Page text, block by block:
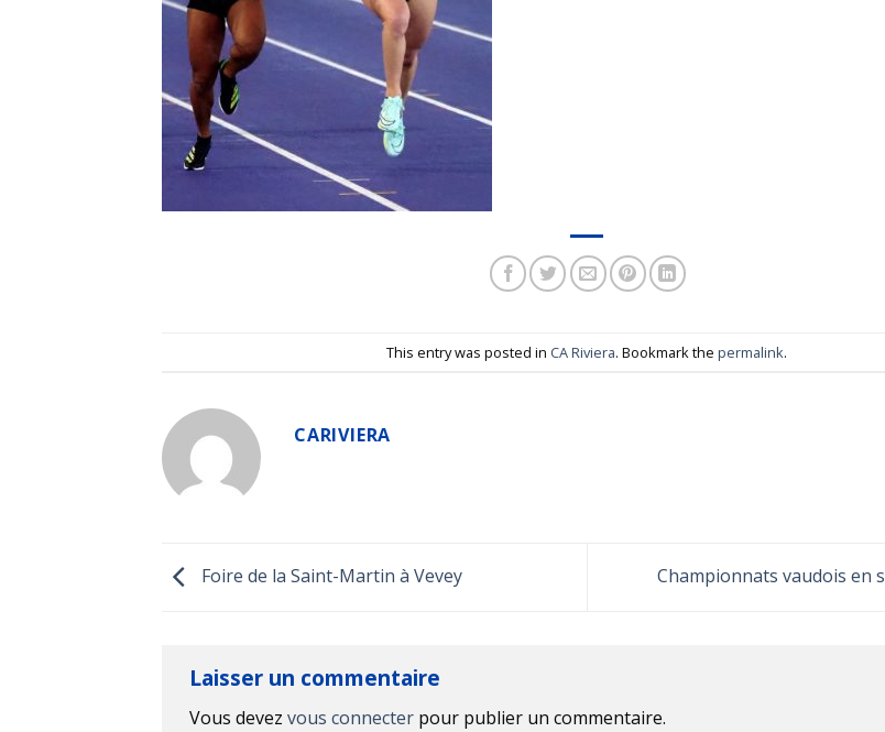
This entry was posted in CA Riviera. Bookmark thepermalink.
CARIVIERA
Foire de la Saint-Martin à Vevey Championnats vaudois en
Laisser un commentaire
Vous devez vous connecter pour publier un commentaire.